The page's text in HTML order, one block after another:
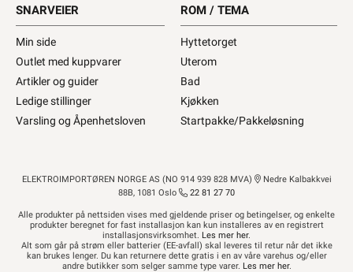
SNARVEIER
Min side
Outlet med kuppvarer
Artikler og guider
Ledige stillinger
Varsling og Åpenhetsloven
ROM / TEMA
Hyttetorget
Uterom
Bad
Kjøkken
Startpakke/Pakkeløsning
ELEKTROIMPORTØREN NORGE AS (NO 914 939 828 MVA)
Nedre Kalbakkvei
88B, 1081 Oslo
22 81 27 70
Alle produkter på nettsiden vises med gjeldende priser og betingelser, og enkelte
produkter beregnet for fast installasjon kan kun installeres av en registrert
installasjonsvirksomhet. Les mer her.
Alt som går på strøm eller batterier (EE-avfall) skal leveres til retur når det ikke
kan brukes lenger. Du kan returnere dette gratis i en av våre varehus og/eller
andre butikker som selger samme type varer. Les mer her.